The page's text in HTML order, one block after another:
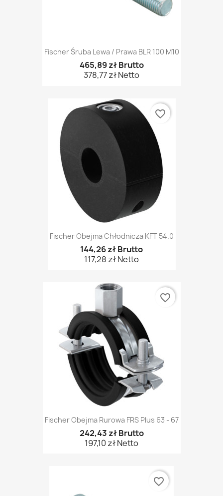
Fischer Śruba Lewa / Prawa BLR 100 M10
465,89 zł Brutto
378,77 zł Netto
Fischer Obejma Chłodnicza KFT 54.0
144,26 zł Brutto
117,28 zł Netto
favorite_border
Fischer Obejma Rurowa FRS Plus 63 - 67
242,43 zł Brutto
197,10 zł Netto
favorite_border
favorite_border